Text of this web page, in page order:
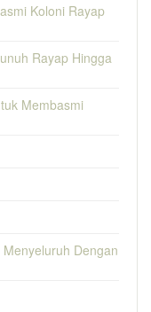
Koloni Rayap
Rayap Hingga
Membasmi
Dengan